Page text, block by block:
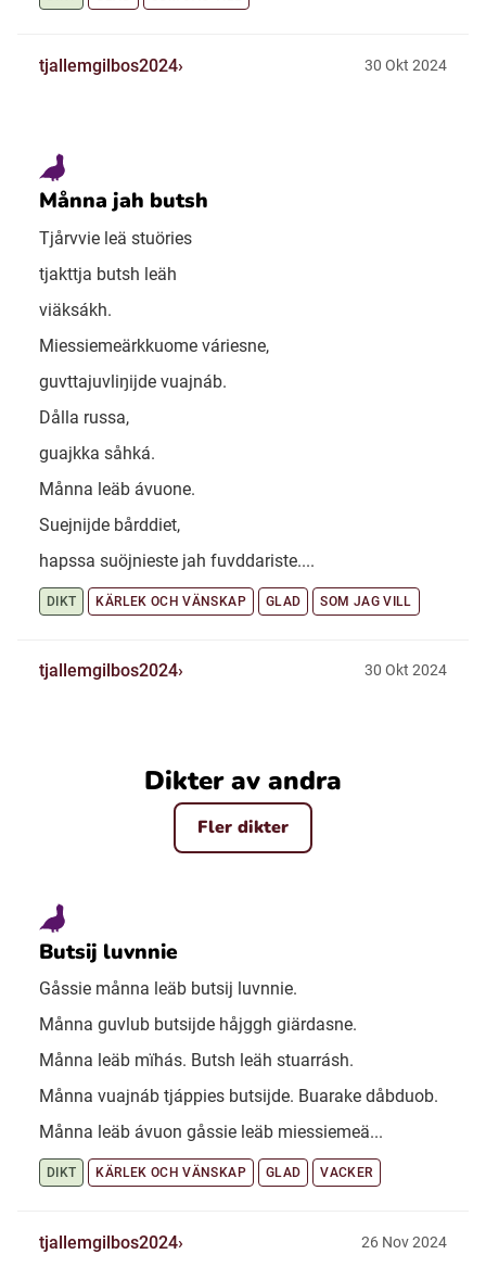
tjallemgilbos2024 30 Okt 2024
Månna jah butsh
Tjårvvie leä stuöries
tjakttja butsh leäh
viäksákh.
Miessiemeärkkuome váriesne,
guvttajuvliŋijde vuajnáb.
Dålla russa,
guajkka såhká.
Månna leäb ávuone.
Suejnijde bårddiet,
hapssa suöjnieste jah fuvddariste....
DIKT KÄRLEK OCH VÄNSKAP GLAD SOM JAG VILL
tjallemgilbos2024 30 Okt 2024
Dikter av andra
Fler dikter
Butsij luvnnie
Gåssie månna leäb butsij luvnnie.
Månna guvlub butsijde håjggh giärdasne.
Månna leäb mïhás. Butsh leäh stuarrásh.
Månna vuajnáb tjáppies butsijde. Buarake dåbduob.
Månna leäb ávuon gåssie leäb miessiemeä...
DIKT KÄRLEK OCH VÄNSKAP GLAD VACKER
tjallemgilbos2024 26 Nov 2024